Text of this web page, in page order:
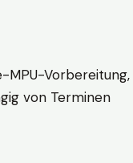
MPU-Vorbereitung,
von Terminen